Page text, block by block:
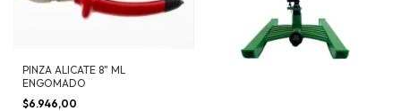
PINZA ALICATE 8" ML
ENGOMADO
$6.946,00